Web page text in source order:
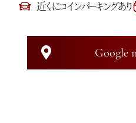
近くにコインパーキングあり
Google